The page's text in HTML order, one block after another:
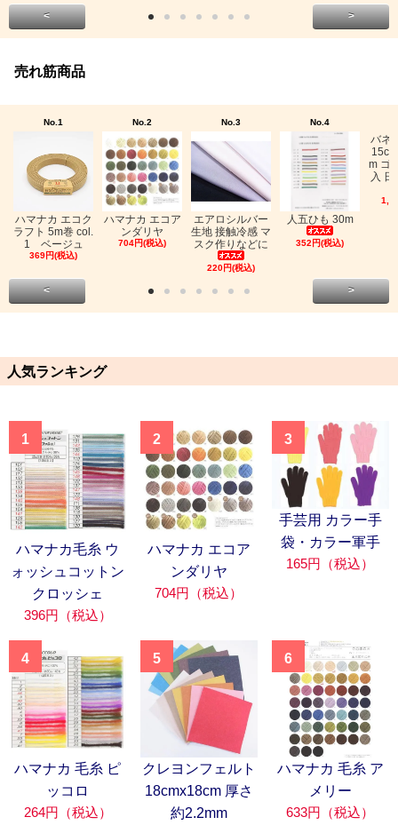
< >
売れ筋商品
No.1
ハマナカ エコク
ラフト 5m巻 col.
1 ベージュ
369円(税込)
No.2
ハマナカ エコア
ンダリヤ
704円(税込)
No.3
エアロシルバー
生地 接触冷感 マ
スク作りなどに
220円(税込)
No.4
人五ひも 30m
352円(税込)
バネ
m ゴ
入
< >
人気ランキング
1
ハマナカ毛糸 ウ
ォッシュコットン
クロッシェ
396円（税込）
2
ハマナカ エコア
ンダリヤ
704円（税込）
3
手芸用 カラー手
袋・カラー軍手
165円（税込）
4
ハマナカ 毛糸 ピ
ッコロ
264円（税込）
5
クレヨンフェルト
18cmx18cm 厚さ
約2.2mm
6
ハマナカ 毛糸 ア
メリー
633円（税込）